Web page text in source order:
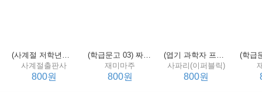
(사계절 저학년문고 21) 선생님은 모르는 게 너무 많아
사계절출판사
800원
(학급문고 03) 짜장 짬뽕 탕수육
재미마주
800원
(엽기 과학자 프래니 01) 도시락 괴물이 나타났다
사파리(이퍼블릭)
800원